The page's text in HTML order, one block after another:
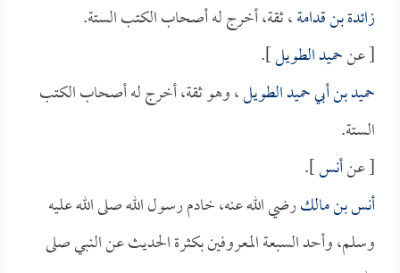
زائدة بن قدامة، ثقة، أخرج له أصحاب الكتب الستة.
[ عنحميد الطويل].
حميد بن أبي حميد الطويل، وهو ثقة، أخرج له أصحاب الكتب
الستة.
[ عنأنس].
أنس بن مالكرضي الله عنه، خادم رسول الله صلى الله عليه
وسلم، وأحد السبعة المعروفين بكثرة الحديث عن النبي صلى